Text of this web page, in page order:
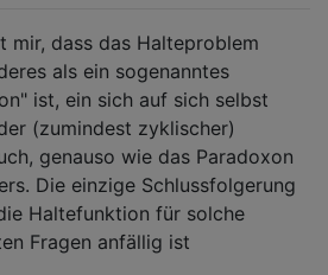
mir, dass das Halteproblem
als ein sogenanntes
ist, ein sich auf sich selbst
(zumindest zyklischer)
genauso wie das Paradoxon
Die einzige Schlussfolgerung
Haltefunktion für solche
Fragen anfällig ist